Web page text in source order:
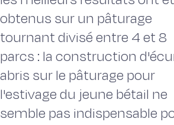
obtenus sur un pâturage
tournant divisé entre 4 et 8
parcs : la construction
abris sur le pâturage pour
l'estivage du jeune bétail ne
semble pas indispensable